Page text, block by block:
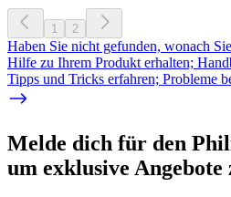
1 2
Haben Sie nicht gefunden, wonach
Hilfe zu Ihrem Produkt erhalten;
Tipps und Tricks erfahren; Probleme
Melde dich für den
um exklusive Angebote